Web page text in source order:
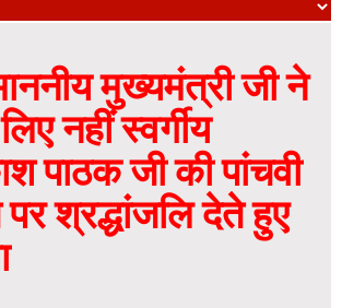
मुख्यमंत्री जी ने
नहीं स्वर्गीय
पाठक जी की पांचवी
पर श्रद्धांजलि देते हुए